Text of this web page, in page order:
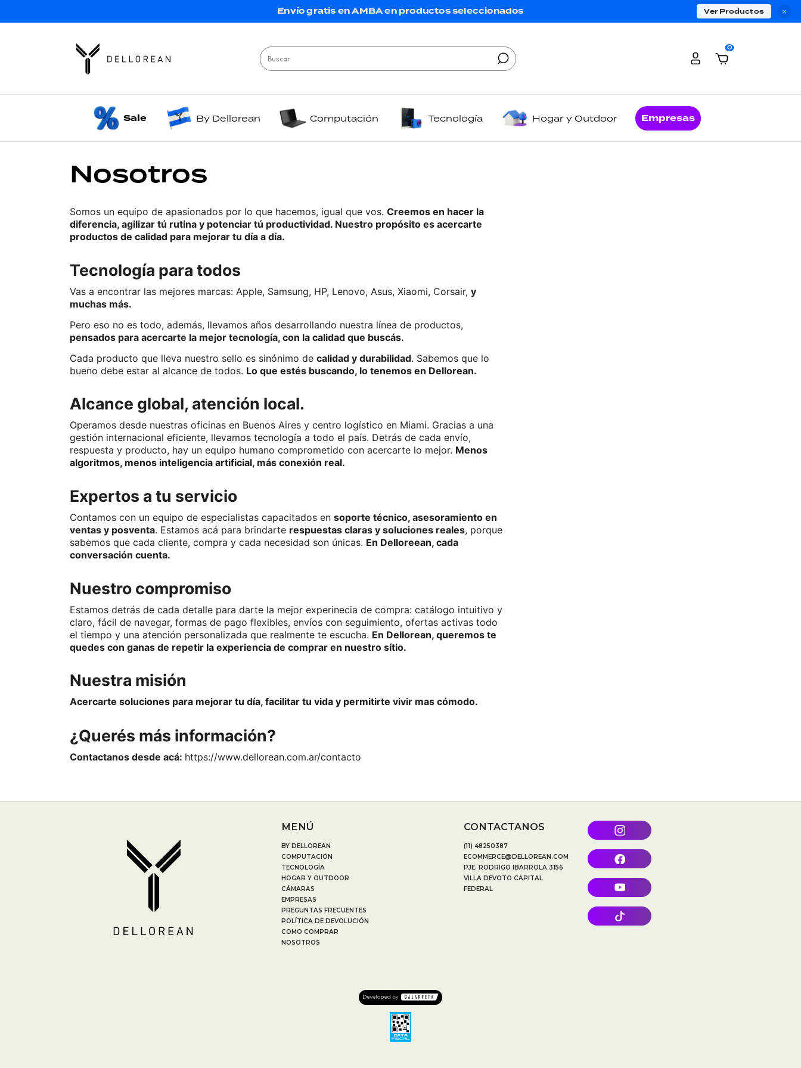
×
Envío gratis en AMBA en productos seleccionados Ver Productos
0
Sale By Dellorean Computación Tecnología Hogar y Outdoor Empresas
Nosotros
Somos un equipo de apasionados por lo que hacemos, igual que vos. Creemos en hacer la
diferencia, agilizar tú rutina y potenciar tú productividad. Nuestro propósito es acercarte
productos de calidad para mejorar tu día a día.
Tecnología para todos
Vas a encontrar las mejores marcas: Apple, Samsung, HP, Lenovo, Asus, Xiaomi, Corsair, y
muchas más.
pensados para acercarte la mejor tecnología, con la calidad que buscás.
Cada producto que lleva nuestro sello es sinónimo de calidad y durabilidad. Sabemos que lo
bueno debe estar al alcance de todos. Lo que estés buscando, lo tenemos en Dellorean.
Alcance global, atención local.
Operamos desde nuestras oficinas en Buenos Aires y centro logístico en Miami. Gracias a una
gestión internacional eficiente, llevamos tecnología a todo el país. Detrás de cada envío,
respuesta y producto, hay un equipo humano comprometido con acercarte lo mejor. Menos
algoritmos, menos inteligencia artificial, más conexión real.
Expertos a tu servicio
Contamos con un equipo de especialistas capacitados en soporte técnico, asesoramiento en
ventas y posventa. Estamos acá para brindarte respuestas claras y soluciones reales, porque
sabemos que cada cliente, compra y cada necesidad son únicas. En Delloreean, cada
conversación cuenta.
Nuestro compromiso
Estamos detrás de cada detalle para darte la mejor experinecia de compra: catálogo intuitivo y
claro, fácil de navegar, formas de pago flexibles, envíos con seguimiento, ofertas activas todo
el tiempo y una atención personalizada que realmente te escucha. En Dellorean, queremos te
quedes con ganas de repetir la experiencia de comprar en nuestro sítio.
Nuestra misión
Acercarte soluciones para mejorar tu día, facilitar tu vida y permitirte vivir mas cómodo.
¿Querés más información?
Contactanos desde acá: https://www.dellorean.com.ar/contacto
CONTACTANOS
(11) 48250387
ECOMMERCE@DELLOREAN.COM
PJE. RODRIGO IBARROLA 3156
VILLA DEVOTO CAPITAL
FEDERAL
MENÚ
BY DELLOREAN
COMPUTACIÓN
TECNOLOGÍA
HOGAR Y OUTDOOR
CÁMARAS
EMPRESAS
PREGUNTAS FRECUENTES
POLÍTICA DE DEVOLUCIÓN
COMO COMPRAR
NOSOTROS